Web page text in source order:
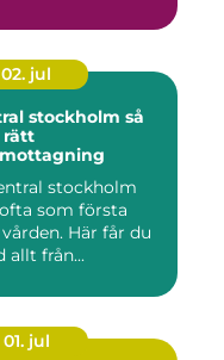
02. jul
stockholm så
rätt
stockholm
som första
Här får du
allt från...
01. jul